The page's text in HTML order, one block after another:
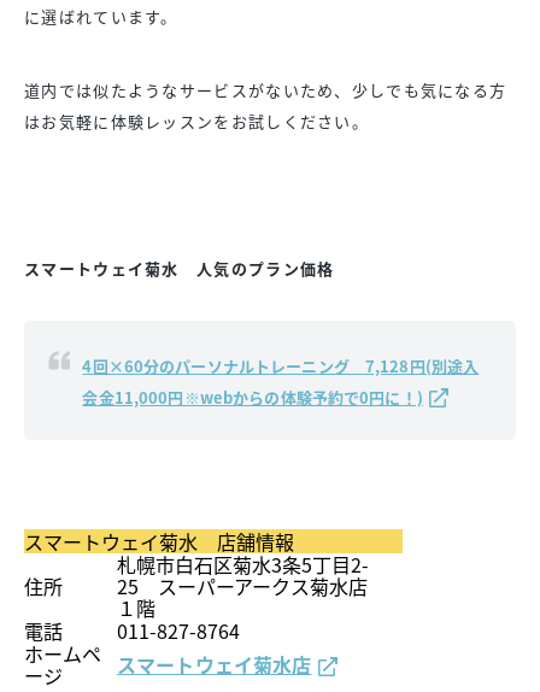
に選ばれています。
道内では似たようなサービスがないため、少しでも気になる方
はお気軽に体験レッスンをお試しください。
スマートウェイ菊水 人気のプラン価格
4回×60分のパーソナルトレーニング 7,128円(別途入
会金11,000円※webからの体験予約で0円に！)
スマートウェイ菊水 店舗情報
住所
札幌市白石区菊水3条5丁目2-
25 スーパーアークス菊水店
１階
電話 011-827-8764
ホームペ
ージ スマートウェイ菊水店